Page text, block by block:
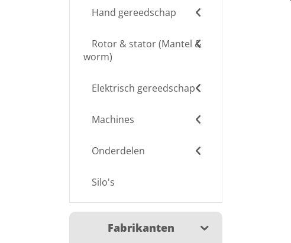
Hand gereedschap
Rotor & stator (Mantel &
worm)
Elektrisch gereedschap
Machines
Onderdelen
Silo's
Fabrikanten